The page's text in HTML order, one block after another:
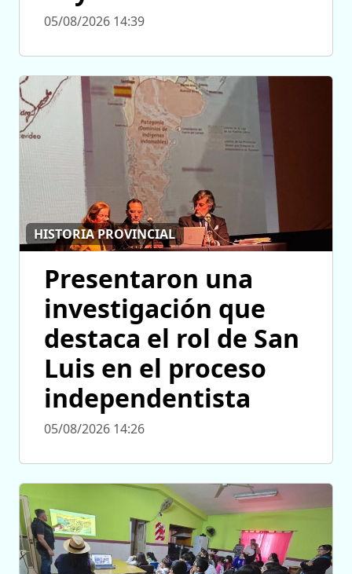
05/08/2026 14:39
HISTORIA PROVINCIAL
Presentaron una
investigación que
destaca el rol de San
Luis en el proceso
independentista
05/08/2026 14:26